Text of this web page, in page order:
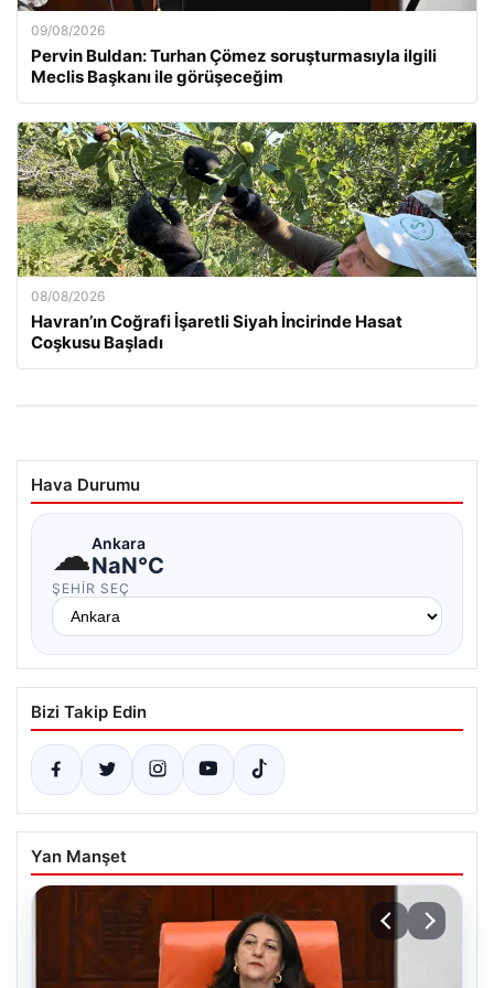
09/08/2026
Pervin Buldan: Turhan Çömez soruşturmasıyla ilgili
Meclis Başkanı ile görüşeceğim
08/08/2026
Havran’ın Coğrafi İşaretli Siyah İncirinde Hasat
Coşkusu Başladı
Hava Durumu
☁Ankara
NaN°C
ŞEHIR SEÇ
Bizi Takip Edin
Yan Manşet